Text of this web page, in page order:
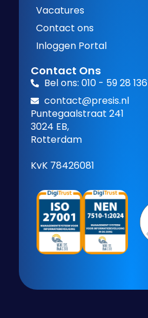
Vacatures
Contact ons
Inloggen Portal
Contact Ons
Bel ons: 010 - 59 28 136
contact@presis.nl
Puntegaalstraat 241
3024 EB,
Rotterdam
KvK 78426081